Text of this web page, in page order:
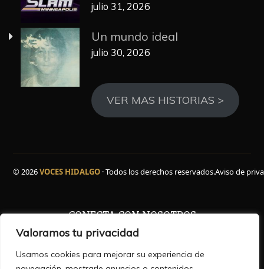
Valoramos tu privacidad
Usamos cookies para mejorar su experiencia de
julio 31, 2026
Un mundo ideal
julio 30, 2026
VER MAS HISTORIAS >
© 2026VOCES HIDALGO · Todos los derechos reservados.Aviso de
CONECTA CON NOSOTROS